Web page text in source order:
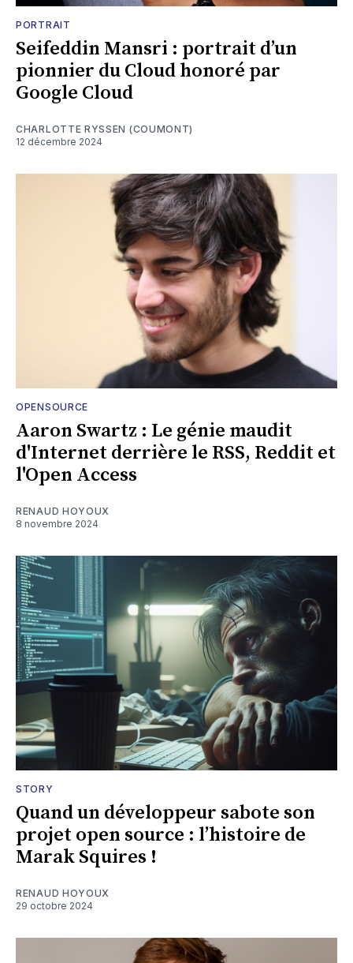
PORTRAIT
Seifeddin Mansri : portrait d’un
pionnier du Cloud honoré par
Google Cloud
CHARLOTTE RYSSEN (COUMONT)
12 décembre 2024
OPENSOURCE
Aaron Swartz : Le génie maudit
d'Internet derrière le RSS, Reddit et
l'Open Access
RENAUD HOYOUX
8 novembre 2024
STORY
Quand un développeur sabote son
projet open source : l’histoire de
Marak Squires !
RENAUD HOYOUX
29 octobre 2024